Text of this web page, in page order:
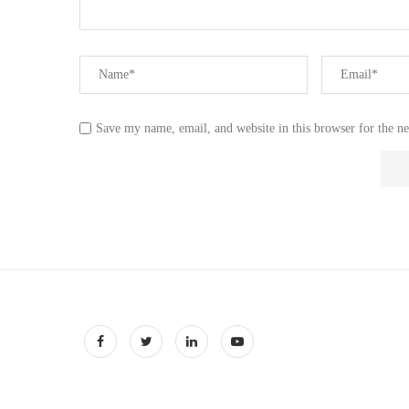
Save my name, email, and website in this browser for the